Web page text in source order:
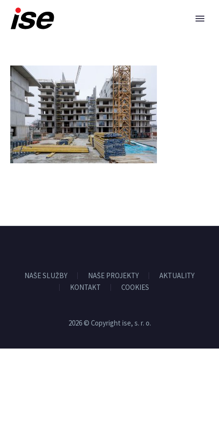
NAŠE SLUŽBY NAŠE PROJEKTY
AKTUALITY
KONTAKT
COOKIES
2026 © Copyright ise, s. r. o.